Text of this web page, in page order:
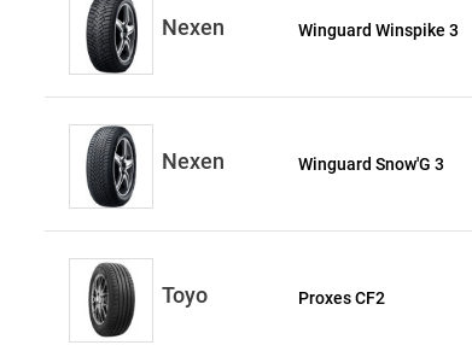
Nexen Winguard Winspike 3
Nexen Winguard Snow'G 3
Toyo Proxes CF2